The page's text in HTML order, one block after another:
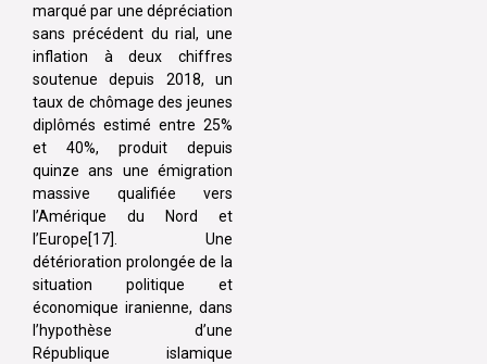
marqué par une dépréciation
sans précédent du rial, une
inflation à deux chiffres
soutenue depuis 2018, un
taux de chômage des jeunes
diplômés estimé entre 25%
et 40%, produit depuis
quinze ans une émigration
massive qualifiée vers
l’Amérique du Nord et
l’Europe[17]. Une
détérioration prolongée de la
situation politique et
économique iranienne, dans
l’hypothèse d’une
République islamique